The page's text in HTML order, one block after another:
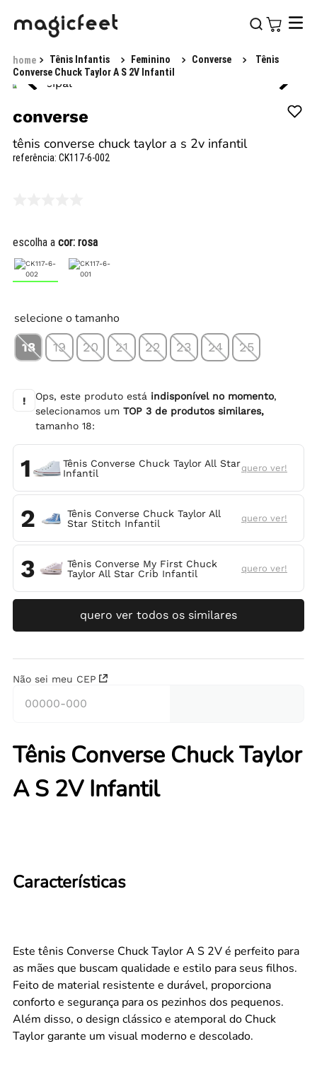
Tênis Infantis Feminino Converse
Tênis
Converse Chuck Taylor A S 2V Infantil
converse
tênis converse chuck taylor a s 2v infantil
referência: CK117-6-002
escolha a cor: rosa
selecione o tamanho
18 19 20 21 22 23 24 25
! Ops, este produto está indisponível no momento,
selecionamos umTOP3 de produtos similares,
tamanho18:
1
Tênis Converse Chuck Taylor All Star
Infantil
quero ver!
2
Tênis Converse Chuck Taylor All
Star Stitch Infantil
quero ver!
3
Tênis Converse My First Chuck
Taylor All Star Crib Infantil
quero ver!
quero ver todos os similares
Não sei meu CEP
Tênis Converse Chuck Taylor
A S 2V Infantil
Características
Este tênis Converse Chuck Taylor A S 2V é perfeito para
as mães que buscam qualidade e estilo para seus filhos.
Feito de material resistente e durável, proporciona
conforto e segurança para os pezinhos dos pequenos.
Além disso, o design clássico e atemporal do Chuck
Taylor garante um visual moderno e descolado.